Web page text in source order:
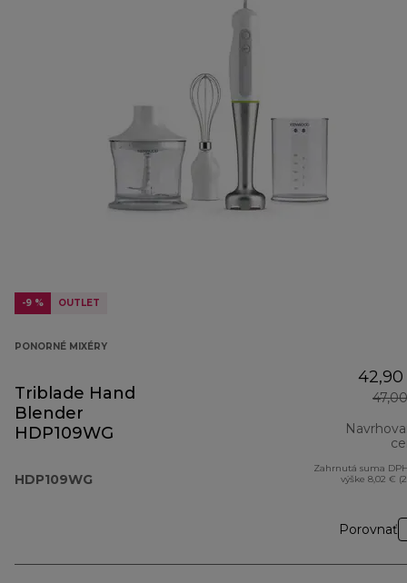
-9 % OUTLET
PONORNÉ MIXÉRY
Triblade Hand
Blender
HDP109WG
HDP109WG
Zahrnutá suma
výške 8,02 €
Porovnať